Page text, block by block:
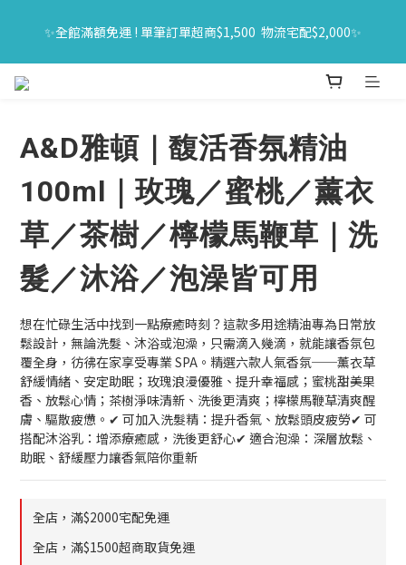
$1500送旅行組
✨全館滿額免運 ! 單筆訂單超商$1,500  物流宅配$2,000✨
🔥618年中購物節｜全館原價商品買一送一 限時06/01-06/30｜滿
A&D雅頓｜馥活香氛精油
100ml｜玫瑰／蜜桃／薰衣
草／茶樹／檸檬馬鞭草｜洗
髮／沐浴／泡澡皆可用
想在忙碌生活中找到一點療癒時刻？這款多用途精油專為日常放
鬆設計，無論洗髮、沐浴或泡澡，只需滴入幾滴，就能讓香氛包
覆全身，彷彿在家享受專業 SPA。精選六款人氣香氛──薰衣草
舒緩情緒、安定助眠；玫瑰浪漫優雅、提升幸福感；蜜桃甜美果
香、放鬆心情；茶樹淨味清新、洗後更清爽；檸檬馬鞭草清爽醒
膚、驅散疲憊。✔ 可加入洗髮精：提升香氣、放鬆頭皮疲勞✔ 可
搭配沐浴乳：增添療癒感，洗後更舒心✔ 適合泡澡：深層放鬆、
助眠、舒緩壓力讓香氣陪你重新
全店，滿$2000宅配免運
全店，滿$1500超商取貨免運